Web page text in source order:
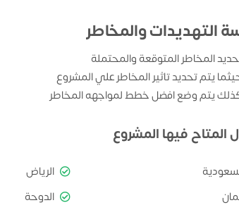
التهديدات والمخاطر
المخاطر المتوقعة والمحتملة
يتم تحديد تاثير المخاطر علي المشروع
يتم وضع افضل خطط لمواجهه المخاطر
المتاح فيها المشروع
الرياض
الدوحة